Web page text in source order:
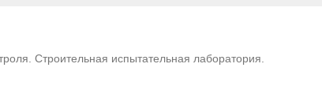
Строительная испытательная лаборатория.